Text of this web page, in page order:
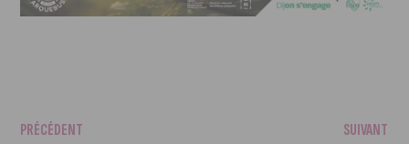
PRÉCÉDENT SUIVANT